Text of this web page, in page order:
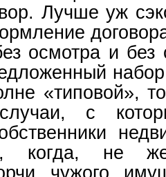
Лучше уж
осмотра и без
набор
«типовой»,
случаи, с
когда, не
чужого